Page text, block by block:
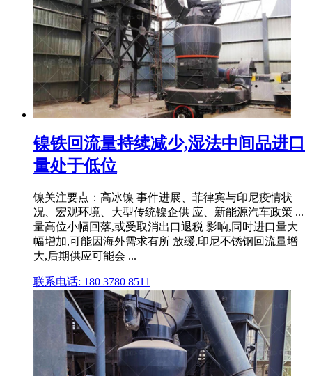
镍铁回流量持续减少,湿法中间品进口
量处于低位
镍关注要点：高冰镍 事件进展、菲律宾与印尼疫情状
况、宏观环境、大型传统镍企供 应、新能源汽车政策 ...
量高位小幅回落,或受取消出口退税 影响,同时进口量大
幅增加,可能因海外需求有所 放缓,印尼不锈钢回流量增
大,后期供应可能会 ...
联系电话: 180 3780 8511